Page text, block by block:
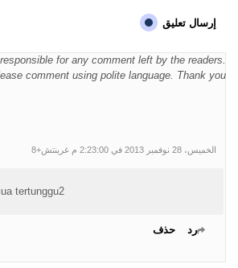
إرسال تعليق
for any comment left by the readers.
comment using polite language. Thank you.
الخميس، 28 نوفمبر 2013 في 2:23:00 م غرينتش+8
tertunggu2..
رد حذف